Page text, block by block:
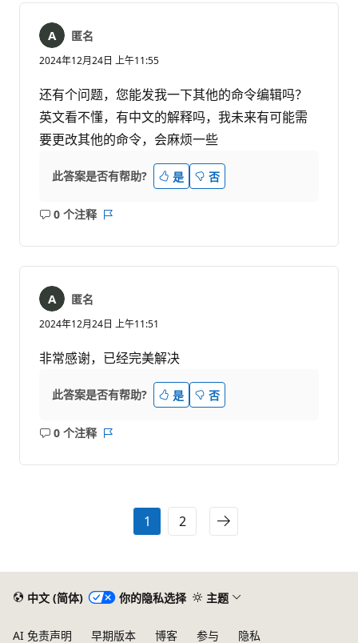
匿名
2024年12月24日 上午11:55
还有个问题，您能发我一下其他的命令编辑吗？
英文看不懂，有中文的解释吗，我未来有可能需
要更改其他的命令，会麻烦一些
此答案是否有帮助? 是 否
0 个注释
无
报
匿名
2024年12月24日 上午11:51
非常感谢，已经完美解决
此答案是否有帮助? 是 否
0 个注释
无
报
1 2
中文 (简体) 你的隐私选择 主题
AI 免责声明 早期版本 博客 参与 隐私